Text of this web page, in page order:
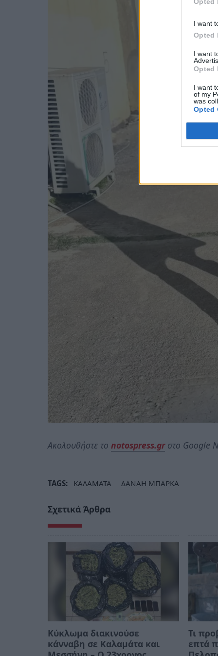
I want
Opted
I want
Opted
I want
of my
was
Opted
Ακολουθήστε το notospress.grστο Google
TAGS: ΚΑΛΑΜΑΤΑ ΔΑΝΑΗ ΜΠΑΡΚΑ
Σχετικά Άρθρα
Κύκλωμα διακινούσε
κάνναβη σε Καλαμάτα και
Τι
επτά